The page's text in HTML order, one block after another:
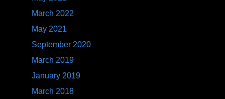
November 2016
October 2016
September 2016
August 2016
May 2016
March 2016